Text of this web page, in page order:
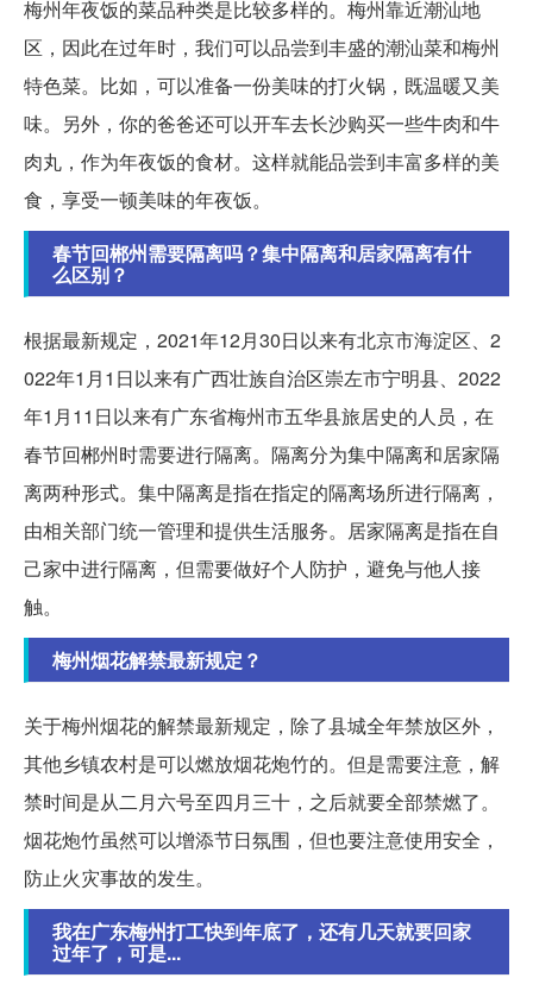
梅州年夜饭的菜品种类是比较多样的。梅州靠近潮汕地
区，因此在过年时，我们可以品尝到丰盛的潮汕菜和梅州
特色菜。比如，可以准备一份美味的打火锅，既温暖又美
味。另外，你的爸爸还可以开车去长沙购买一些牛肉和牛
肉丸，作为年夜饭的食材。这样就能品尝到丰富多样的美
食，享受一顿美味的年夜饭。
春节回郴州需要隔离吗？集中隔离和居家隔离有什
么区别？
根据最新规定，2021年12月30日以来有北京市海淀区、2
022年1月1日以来有广西壮族自治区崇左市宁明县、2022
年1月11日以来有广东省梅州市五华县旅居史的人员，在
春节回郴州时需要进行隔离。隔离分为集中隔离和居家隔
离两种形式。集中隔离是指在指定的隔离场所进行隔离，
由相关部门统一管理和提供生活服务。居家隔离是指在自
己家中进行隔离，但需要做好个人防护，避免与他人接
触。
梅州烟花解禁最新规定？
关于梅州烟花的解禁最新规定，除了县城全年禁放区外，
其他乡镇农村是可以燃放烟花炮竹的。但是需要注意，解
禁时间是从二月六号至四月三十，之后就要全部禁燃了。
烟花炮竹虽然可以增添节日氛围，但也要注意使用安全，
防止火灾事故的发生。
我在广东梅州打工快到年底了，还有几天就要回家
过年了，可是...